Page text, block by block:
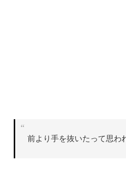
前より手を抜いたって思わ